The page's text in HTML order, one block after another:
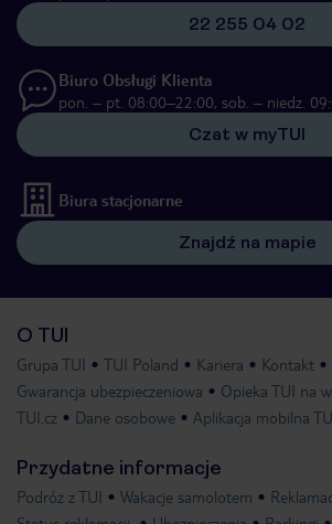
22 255 04 02
Biuro Obsługi Klienta
pon. – pt. 08:00–22:00, sob. – niedz.
Czat w myTUI
Biura stacjonarne
Znajdź na mapie
O TUI
Grupa TUI TUI Poland Kariera
Kontakt
Gwarancja ubezpieczeniowa
Opieka TUI na
TUI.cz
Dane osobowe Aplikacja mobilna
Przydatne informacje
Podróż z TUI Wakacje samolotem